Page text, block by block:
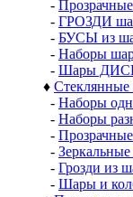
-
- ГРОЗДИ
- БУСЫ из
- Наборы
- Шары
♦
- Наборы
- Наборы
-
-
- Грозди из
- Шары и